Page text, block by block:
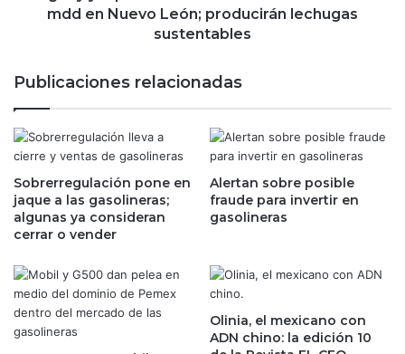
h
o
r
a
,
l
a
s
a
v
e
r
t
G
r
e
e
n
s
i
n
v
r
t
i
r
mdd en Nuevo León; producirán lechugas
sustentables
Publicaciones relacionadas
Sobrerregulación pone en
jaque a las gasolineras;
algunas ya consideran
cerrar o vender
Alertan sobre posible
fraude para invertir en
gasolineras
Olinia, el mexicano con
ADN chino: la edición 10